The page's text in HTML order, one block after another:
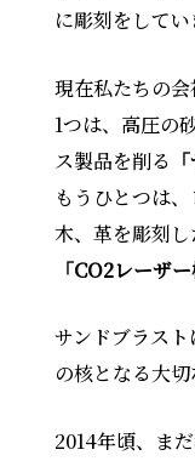
に彫刻をしてい
現在私たちの会
1つは、高圧の
ス製品を削る
もうひとつは
木、革を彫刻
「CO2レーザー
サンドブラス
の核となる大切
2014年頃、ま